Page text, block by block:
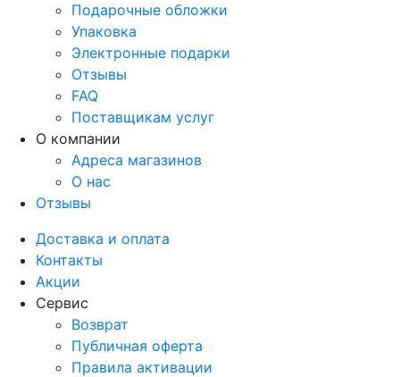
Подарочные обложки
Упаковка
Электронные подарки
Отзывы
FAQ
Поставщикам услуг
О компании
Адреса магазинов
О нас
Отзывы
Доставка и оплата
Контакты
Акции
Сервис
Возврат
Публичная оферта
Правила активации